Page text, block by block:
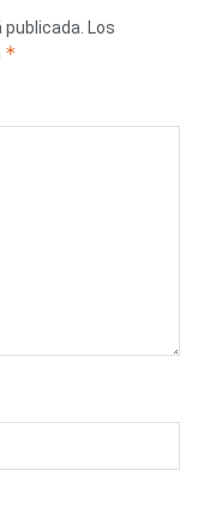
Los
*